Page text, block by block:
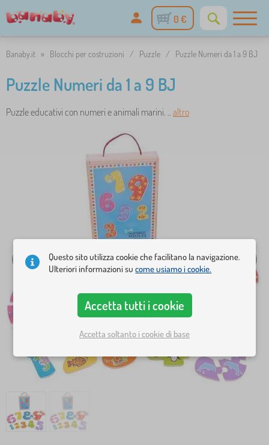
0 €
Banaby.it » Blocchi per costruzioni / Puzzle / Puzzle Numeri da 1 a 9 BJ
Puzzle Numeri da 1 a 9 BJ
Puzzle educativi con numeri e animali marini. .. altro
Questo sito utilizza cookie che facilitano la navigazione.
Ulteriori informazioni sucome usiamo i cookie.
Accetta tutti i cookie
Accetta soltanto i cookie di base